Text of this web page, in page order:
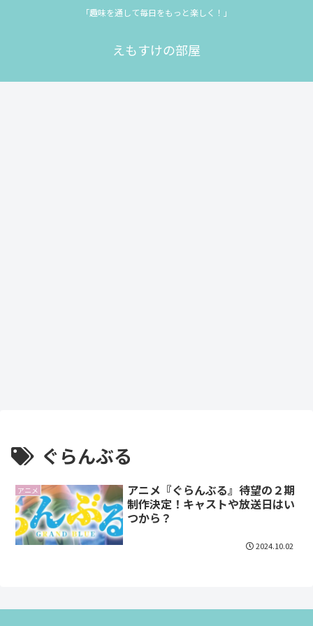
「趣味を通して毎日をもっと楽しく！」
えもすけの部屋
ぐらんぶる
アニメ
アニメ『ぐらんぶる』待望の２期
制作決定！キャストや放送日はい
つから？
2024.10.02